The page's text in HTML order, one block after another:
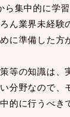
ら集中的に学
ん業界未経験
に準備した方
等の知識は、
分野なので、
的に行うべき